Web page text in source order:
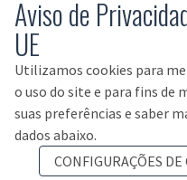
Aviso de
UE
Utilizamos cookies para
o uso do site e para fins de
suas preferências e saber
dados abaixo.
CONFIGURAÇÕES DE